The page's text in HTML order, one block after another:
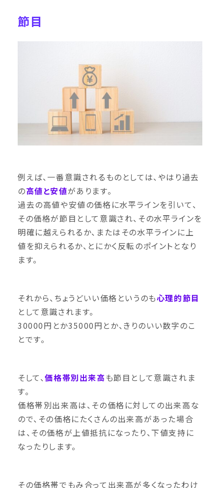
節目
例えば、一番意識されるものとしては、やはり過去
の高値と安値があります。
過去の高値や安値の価格に水平ラインを引いて、
その価格が節目として意識され、その水平ラインを
明確に越えられるか、またはその水平ラインに上
値を抑えられるか、とにかく反転のポイントとなり
ます。
それから、ちょうどいい価格というのも心理的節目
として意識されます。
30000円とか35000円とか、きりのいい数字のこ
とです。
そして、価格帯別出来高も節目として意識されま
す。
価格帯別出来高は、その価格に対しての出来高な
ので、その価格にたくさんの出来高があった場合
は、その価格が上値抵抗になったり、下値支持に
なったりします。
その価格帯でもみ合って出来高が多くなったわけ